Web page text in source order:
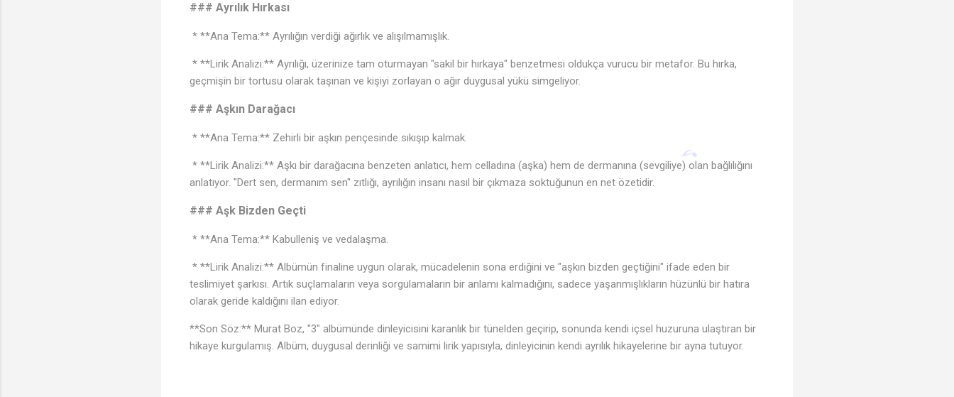
### Ayrılık Hırkası
* **Ana Tema:** Ayrılığın verdiği ağırlık ve alışılmamışlık.
* **Lirik Analizi:** Ayrılığı, üzerinize tam oturmayan "sakil bir hırkaya" benzetmesi oldukça vurucu bir metafor. Bu hırka,
geçmişin bir tortusu olarak taşınan ve kişiyi zorlayan o ağır duygusal yükü simgeliyor.
### Aşkın Darağacı
* **Ana Tema:** Zehirli bir aşkın pençesinde sıkışıp kalmak.
* **Lirik Analizi:** Aşkı bir darağacına benzeten anlatıcı, hem celladına (aşka) hem de dermanına (sevgiliye) olan bağlılığını
anlatıyor. "Dert sen, dermanım sen" zıtlığı, ayrılığın insanı nasıl bir çıkmaza soktuğunun en net özetidir.
### Aşk Bizden Geçti
* **Ana Tema:** Kabulleniş ve vedalaşma.
* **Lirik Analizi:** Albümün finaline uygun olarak, mücadelenin sona erdiğini ve "aşkın bizden geçtiğini" ifade eden bir
teslimiyet şarkısı. Artık suçlamaların veya sorgulamaların bir anlamı kalmadığını, sadece yaşanmışlıkların hüzünlü bir hatıra
olarak geride kaldığını ilan ediyor.
**Son Söz:** Murat Boz, "3" albümünde dinleyicisini karanlık bir tünelden geçirip, sonunda kendi içsel huzuruna ulaştıran bir
hikaye kurgulamış. Albüm, duygusal derinliği ve samimi lirik yapısıyla, dinleyicinin kendi ayrılık hikayelerine bir ayna tutuyor.
♬